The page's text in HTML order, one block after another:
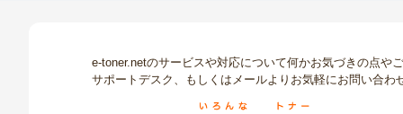
e-toner.netのサービスや対応について何かお気づきの点や
サポートデスク、もしくはメールよりお気軽にお問い合わ